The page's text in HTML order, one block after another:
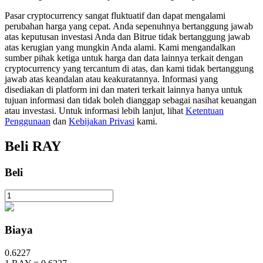
Penguncian BTR
Investasi eksklusif untuk pemegang BTR
Pasar cryptocurrency sangat fluktuatif dan dapat mengalami
perubahan harga yang cepat. Anda sepenuhnya bertanggung jawab
atas keputusan investasi Anda dan Bitrue tidak bertanggung jawab
atas kerugian yang mungkin Anda alami. Kami mengandalkan
sumber pihak ketiga untuk harga dan data lainnya terkait dengan
cryptocurrency yang tercantum di atas, dan kami tidak bertanggung
jawab atas keandalan atau keakuratannya. Informasi yang
disediakan di platform ini dan materi terkait lainnya hanya untuk
tujuan informasi dan tidak boleh dianggap sebagai nasihat keuangan
atau investasi. Untuk informasi lebih lanjut, lihat Ketentuan
Penggunaan dan Kebijakan Privasi kami.
Beli RAY
Beli
Biaya
0.6227